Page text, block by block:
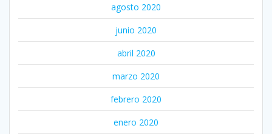
agosto 2020
junio 2020
abril 2020
marzo 2020
febrero 2020
enero 2020